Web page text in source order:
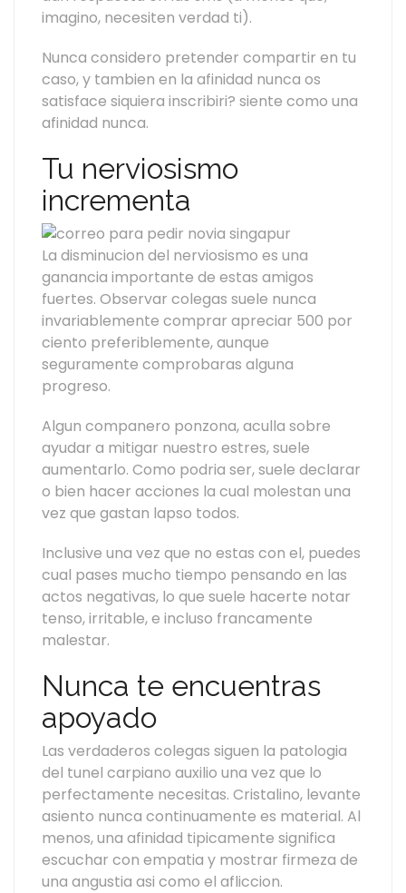
imagino, necesiten verdad ti).
Nunca considero pretender compartir en tu
caso, y tambien en la afinidad nunca os
satisface siquiera inscribiri? siente como una
afinidad nunca.
Tu nerviosismo
incrementa
La disminucion del nerviosismo es una
ganancia importante de estas amigos
fuertes. Observar colegas suele nunca
invariablemente comprar apreciar 500 por
ciento preferiblemente, aunque
seguramente comprobaras alguna
progreso.
Algun companero ponzona, aculla sobre
ayudar a mitigar nuestro estres, suele
aumentarlo. Como podria ser, suele declarar
o bien hacer acciones la cual molestan una
vez que gastan lapso todos.
Inclusive una vez que no estas con el, puedes
cual pases mucho tiempo pensando en las
actos negativas, lo que suele hacerte notar
tenso, irritable, e incluso francamente
malestar.
Nunca te encuentras
apoyado
Las verdaderos colegas siguen la patologia
del tunel carpiano auxilio una vez que lo
perfectamente necesitas. Cristalino, levante
asiento nunca continuamente es material. Al
menos, una afinidad tipicamente significa
escuchar con empatia y mostrar firmeza de
una angustia asi como el afliccion.